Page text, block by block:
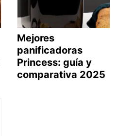
Mejores
panificadoras
Princess: guía y
comparativa 2025